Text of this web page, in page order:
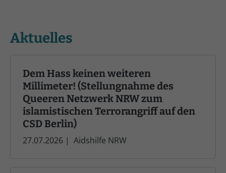
Aktuelles
Dem Hass keinen weiteren
Millimeter! (Stellungnahme des
Queeren Netzwerk NRW zum
islamistischen Terrorangriff auf den
CSD Berlin)
27.07.2026 | Aidshilfe NRW